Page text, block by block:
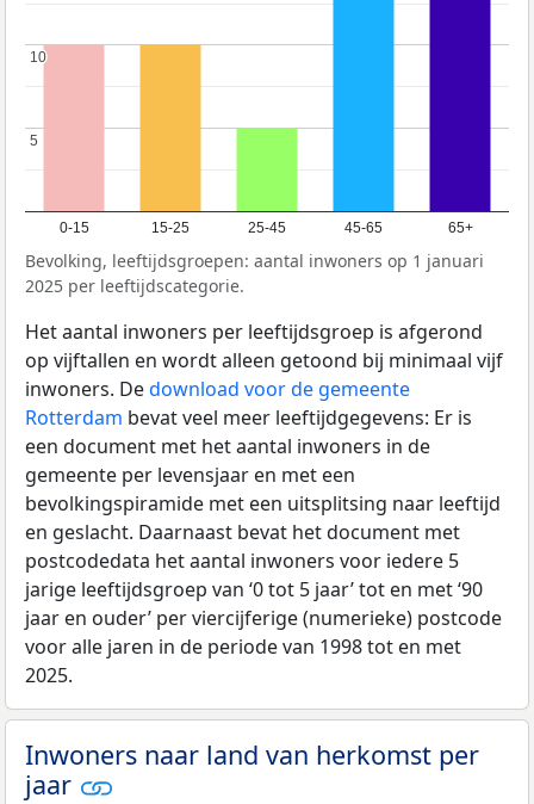
0-15 15-25 25-45 45-65 65+
5
5
10
10
Bevolking, leeftijdsgroepen: aantal inwoners op 1 januari
2025 per leeftijdscategorie.
Het aantal inwoners per leeftijdsgroep is afgerond
op vijftallen en wordt alleen getoond bij minimaal vijf
inwoners. Dedownload voor de gemeente
Rotterdam bevat veel meer leeftijdgegevens: Er is
een document met het aantal inwoners in de
gemeente per levensjaar en met een
bevolkingspiramide met een uitsplitsing naar leeftijd
en geslacht. Daarnaast bevat het document met
postcodedata het aantal inwoners voor iedere 5
jarige leeftijdsgroep van ‘0 tot 5 jaar’ tot en met ‘90
jaar en ouder’ per viercijferige (numerieke) postcode
voor alle jaren in de periode van 1998 tot en met
2025.
Inwoners naar land van herkomst per
jaar